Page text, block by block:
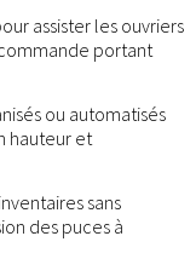
assister les ouvriers
portant
ou automatisés
hauteur et
sans
des puces à